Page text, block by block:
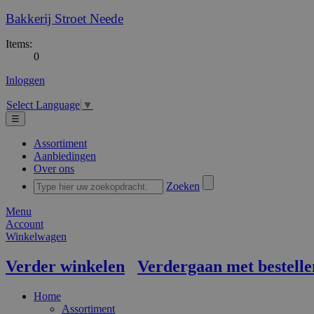
Bakkerij Stroet Neede
Items:
0
Inloggen
Select Language ▼
☰
Assortiment
Aanbiedingen
Over ons
Zoeken
Menu
Account
Winkelwagen
Verder winkelen Verdergaan met
Home
Assortiment